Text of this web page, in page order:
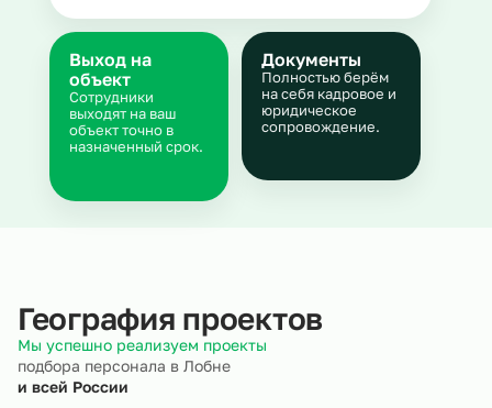
Документы
Полностью берём
на себя кадровое и
юридическое
сопровождение.
Выход на
объект
Сотрудники
выходят на ваш
объект точно в
назначенный срок.
География проектов
Мы успешно реализуем проекты
подбора персонала в Лобне
и всей России